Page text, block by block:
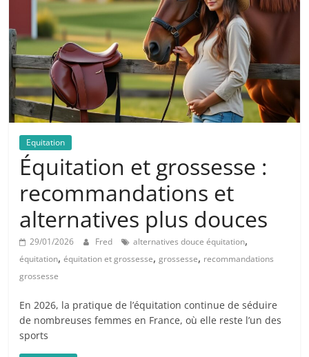
Equitation
Équitation et grossesse :
recommandations et
alternatives plus douces
29/01/2026 Fred alternatives douce équitation,
équitation,équitation et grossesse,grossesse, recommandations
grossesse
En 2026, la pratique de l’équitation continue de séduire
de nombreuses femmes en France, où elle reste l’un des
sports